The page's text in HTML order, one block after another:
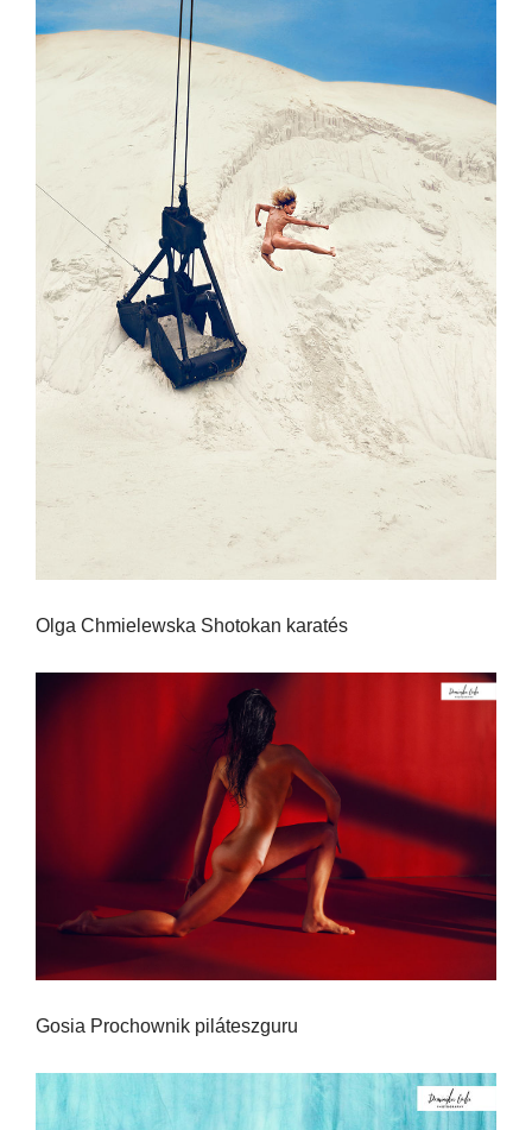
Olga Chmielewska Shotokan karatés
Gosia Prochownik piláteszguru